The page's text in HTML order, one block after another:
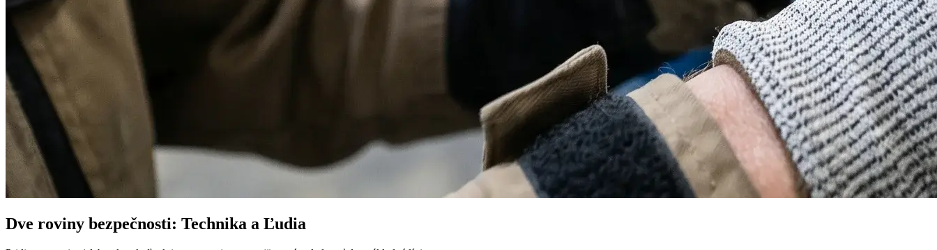
Dve roviny bezpečnosti: Technika a Ľudia